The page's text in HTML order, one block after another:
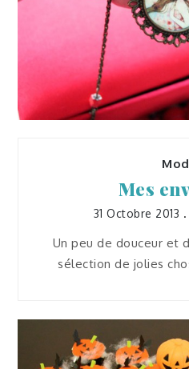
23 Novembre 2013
Mes
31 Octobre 2013
Un peu de douceur et
sélection de jolies